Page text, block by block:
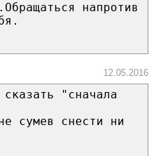
напротив
12.05.2016
"сначала
сумев снести ни